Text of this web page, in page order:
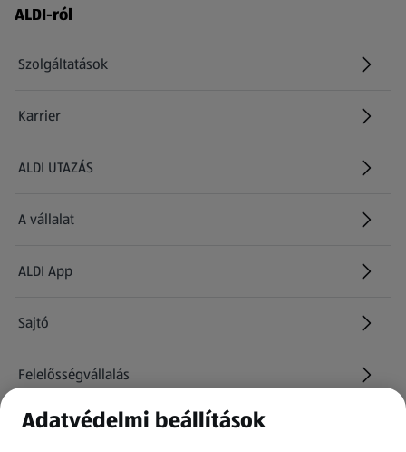
Láblécmenü - további linkek
ALDI-ról
Szolgáltatások
Karrier
(új oldalon nyílik meg)
ALDI UTAZÁS
(új oldalon nyílik meg)
A vállalat
ALDI App
Sajtó
Felelősségvállalás
Információk
Adatvédelmi beállítások